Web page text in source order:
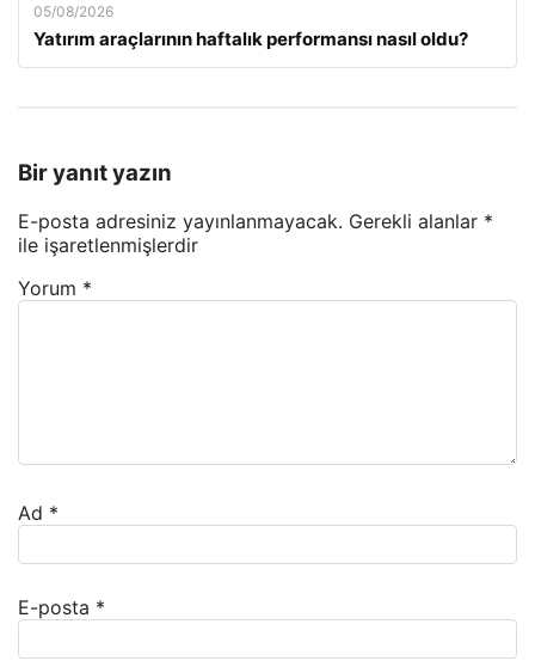
05/08/2026
Yatırım araçlarının haftalık performansı nasıl oldu?
Bir yanıt yazın
E-posta adresiniz yayınlanmayacak. Gerekli alanlar *
ile işaretlenmişlerdir
Yorum *
Ad *
E-posta *